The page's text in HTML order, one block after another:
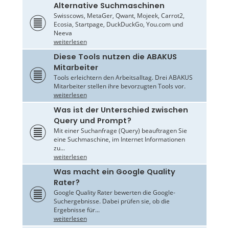
Alternative Suchmaschinen
Swisscows, MetaGer, Qwant, Mojeek, Carrot2,
Ecosia, Startpage, DuckDuckGo, You.com und
Neeva
weiterlesen
Diese Tools nutzen die ABAKUS
Mitarbeiter
Tools erleichtern den Arbeitsalltag. Drei ABAKUS
Mitarbeiter stellen ihre bevorzugten Tools vor.
weiterlesen
Was ist der Unterschied zwischen
Query und Prompt?
Mit einer Suchanfrage (Query) beauftragen Sie
eine Suchmaschine, im Internet Informationen
zu...
weiterlesen
Was macht ein Google Quality
Rater?
Google Quality Rater bewerten die Google-
Suchergebnisse. Dabei prüfen sie, ob die
Ergebnisse für...
weiterlesen